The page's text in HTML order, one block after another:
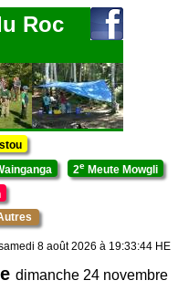
Roc
2e Meute Mowgli
8 août 2026 à 19:33:44 HE
dimanche 24 novembre